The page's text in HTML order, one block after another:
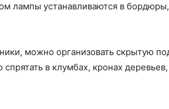
лампы устанавливаются в
можно организовать скрытую
в клумбах, кронах